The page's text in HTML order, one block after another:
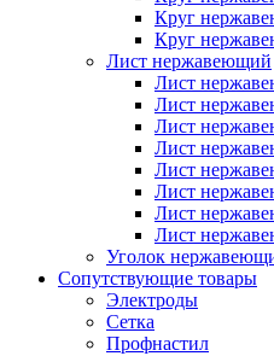
Круг
Круг
Лист нержавеющий
Лист
Лист
Лист
Лист
Лист
Лист
Лист
Лист
Уголок
Cопутствующие товары
Электроды
Сетка
Профнастил